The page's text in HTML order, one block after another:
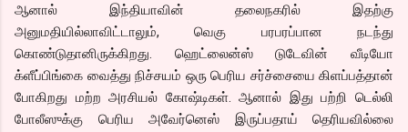
ஆனால் இந்தியாவின் தலைநகரில் இதற்கு
அனுமதியில்லாவிட்டாலும், வெகு பரபரப்பான நடந்து
கொண்டுதானிருக்கிறது. ஹெட்லைன்ஸ் டுடேவின் வீடியோ
க்ளீப்பிங்கை வைத்து நிச்சயம் ஒரு பெரிய சர்ச்சையை கிளப்பத்தான்
போகிறது மற்ற அரசியல் கோஷ்டிகள். ஆனால் இது பற்றி டெல்லி
போலீஸுக்கு பெரிய அவேர்னெஸ் இருப்பதாய் தெரியவில்லை